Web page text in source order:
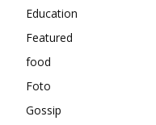
Education
Featured
food
Foto
Gossip